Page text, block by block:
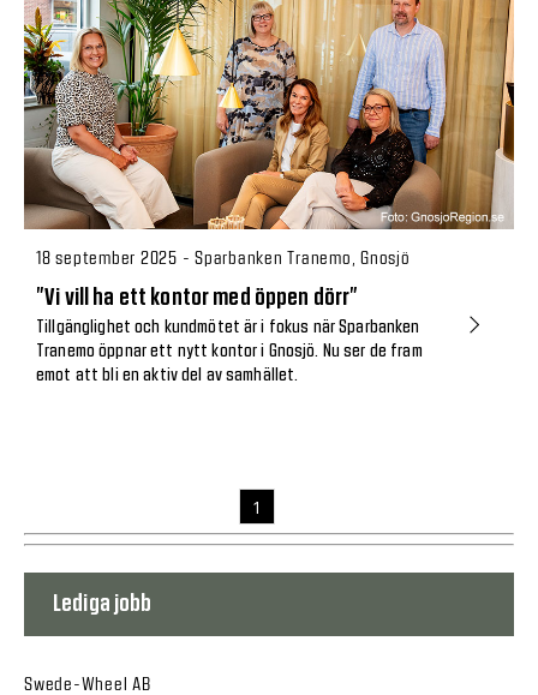
18 september 2025 - Sparbanken Tranemo, Gnosjö
”Vi vill ha ett kontor med öppen dörr”
Tillgänglighet och kundmötet är i fokus när Sparbanken
Tranemo öppnar ett nytt kontor i Gnosjö. Nu ser de fram
emot att bli en aktiv del av samhället.
1
Lediga jobb
Swede-Wheel AB